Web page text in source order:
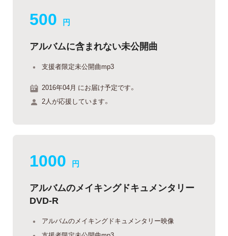
500 円
アルバムに含まれない未公開曲
支援者限定未公開曲mp3
2016年04月 にお届け予定です。
2人が応援しています。
1000 円
アルバムのメイキングドキュメンタリー
DVD-R
アルバムのメイキングドキュメンタリー映像